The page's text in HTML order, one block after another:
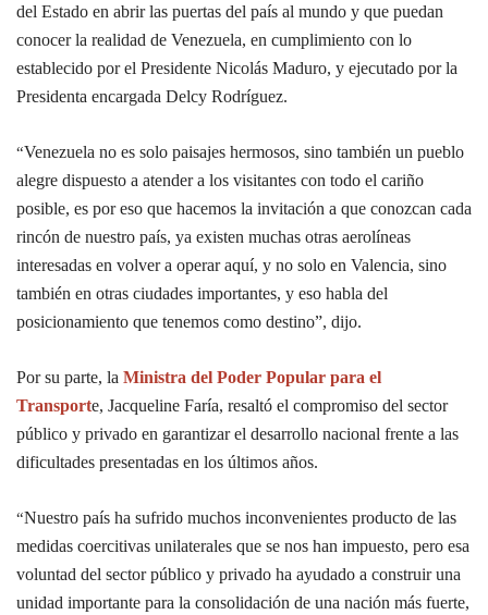
del Estado en abrir las puertas del país al mundo y que puedan
conocer la realidad de Venezuela, en cumplimiento con lo
establecido por el Presidente Nicolás Maduro, y ejecutado por la
Presidenta encargada Delcy Rodríguez.
“Venezuela no es solo paisajes hermosos, sino también un pueblo
alegre dispuesto a atender a los visitantes con todo el cariño
posible, es por eso que hacemos la invitación a que conozcan cada
rincón de nuestro país, ya existen muchas otras aerolíneas
interesadas en volver a operar aquí, y no solo en Valencia, sino
también en otras ciudades importantes, y eso habla del
posicionamiento que tenemos como destino”, dijo.
Por su parte, la Ministra del Poder Popular para el
Transporte, Jacqueline Faría, resaltó el compromiso del sector
público y privado en garantizar el desarrollo nacional frente a las
dificultades presentadas en los últimos años.
“Nuestro país ha sufrido muchos inconvenientes producto de las
medidas coercitivas unilaterales que se nos han impuesto, pero esa
voluntad del sector público y privado ha ayudado a construir una
unidad importante para la consolidación de una nación más fuerte,